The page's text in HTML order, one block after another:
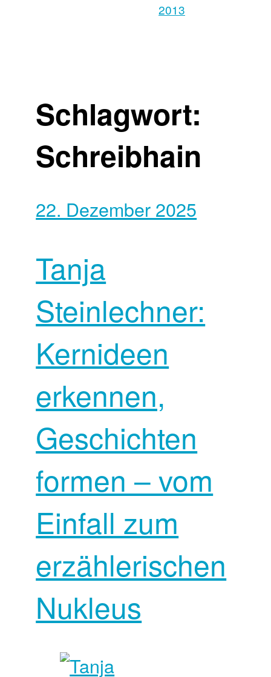
2013
Schlagwort:
Schreibhain
22. Dezember 2025
Tanja
Steinlechner:
Kernideen
erkennen,
Geschichten
formen – vom
Einfall zum
erzählerischen
Nukleus